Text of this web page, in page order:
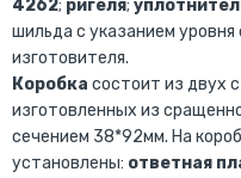
4262; ригеля;
шильда с указанием
изготовителя.
Коробка состоит из двух
изготовленных из
сечением 38*92мм. На
установлены: ответная